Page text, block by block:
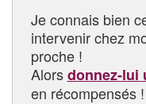
Je connais bien
intervenir chez
proche !
Alorsdonnez-lui
en récompensés !